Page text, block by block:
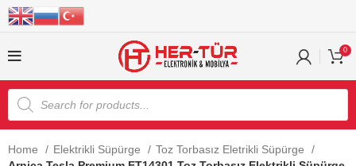
0
Home Elektrikli Süpürge
Toz Torbasız Eletrikli Süpürge